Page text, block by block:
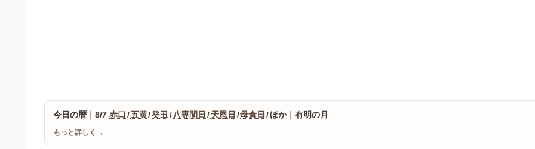
今日の暦｜8/7赤口 /五黄/癸丑/八専間日 /天恩日 /母倉日 /ほか｜有明の月
もっと詳しく→